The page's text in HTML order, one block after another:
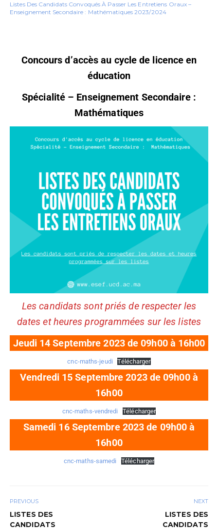
Listes Des Candidats Convoqués À Passer Les Entretiens Oraux –
Enseignement Secondaire : Mathématiques 2023/2024
Concours d’accès au cycle de licence en
éducation
Spécialité – Enseignement Secondaire :
Mathématiques
Les candidats sont priés de respecter les
dates et heures programmées sur les listes
Jeudi 14 Septembre 2023 de 09h00 à 16h00
cnc-maths-jeudi Télécharger
Vendredi 15 Septembre 2023 de 09h00 à
16h00
cnc-maths-vendredi Télécharger
Samedi 16 Septembre 2023 de 09h00 à
16h00
cnc-maths-samedi Télécharger
PREVIOUS
LISTES DES
CANDIDATS
NEXT
LISTES DES
CANDIDATS